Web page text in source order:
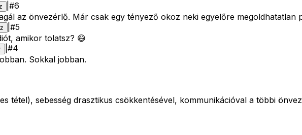
#6
az önvezérlő. Már csak egy tényező okoz neki egyelőre megoldhatatlan
#5
amikor tolatsz? 😄
#4
Sokkal jobban.
tétel), sebesség drasztikus csökkentésével, kommunikációval a többi